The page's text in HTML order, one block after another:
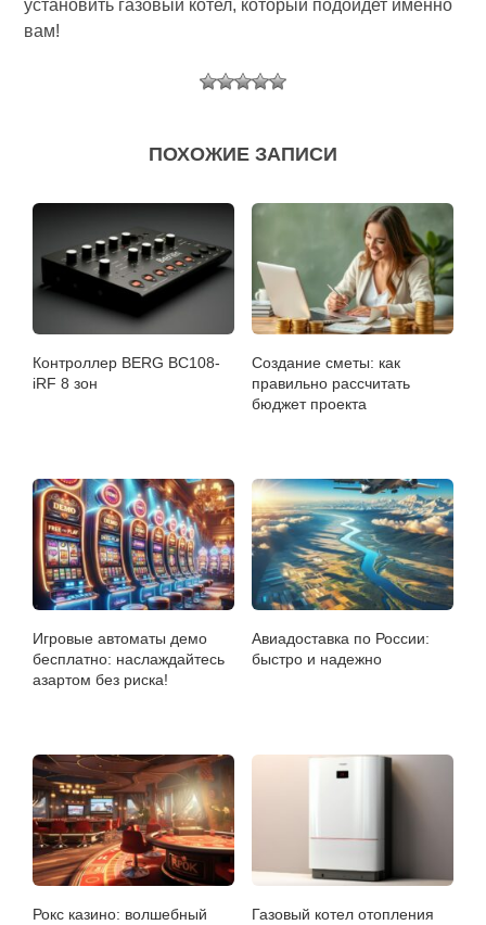
установить газовый котел, который подойдет именно
вам!
ПОХОЖИЕ ЗАПИСИ
Контроллер BERG BC108-
iRF 8 зон
Создание сметы: как
правильно рассчитать
бюджет проекта
Игровые автоматы демо
бесплатно: наслаждайтесь
азартом без риска!
Авиадоставка по России:
быстро и надежно
Рокс казино: волшебный
Газовый котел отопления